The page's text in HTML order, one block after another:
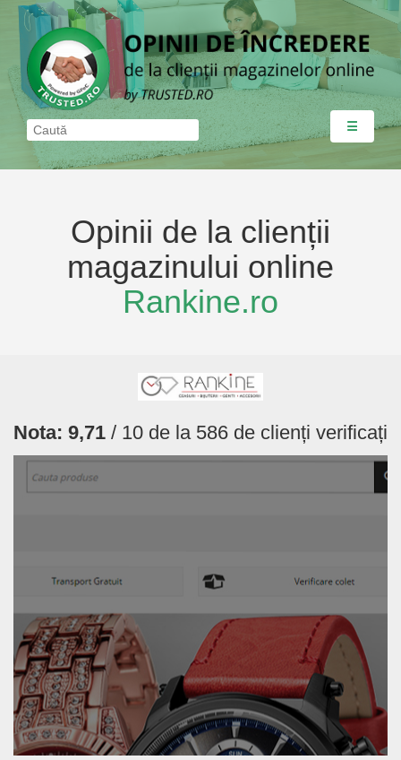
☰
Opinii de la clienții
magazinului online
Rankine.ro
Nota: 9,71 / 10 de la 586 de clienți verificați